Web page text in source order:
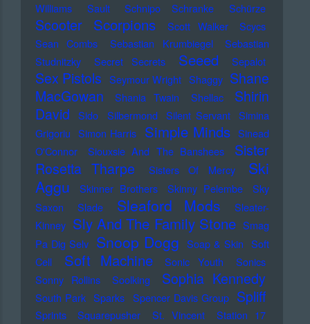
Williams
Sault Schnipo Schranke Schürze
Scooter Scorpions Scott Walker
Scycs
Sean Combs
Sebastian Krumbiegel
Sebastian
Studnitzky
Secret Secrets Seeed Sepalot
Sex Pistols Seymour Wright Shaggy Shane
MacGowan
Shania Twain Shellac
Shirin
David
Sido Silbermond Silent Servant Simina
Grigoriu Simon Harris Simple Minds Sinead
O'Connor
Siouxsie And The Banshees
Sister
Rosetta Tharpe
Sisters Of Mercy
Ski
Aggu
Skinner Brothers Skinny Pelembe
Sky
Saxon
Slade Sleaford Mods
Sleater-
Kinney Sly And The Family Stone Smag
Pa Dig Selv Snoop Dogg Soap & Skin Soft
Cell
Soft Machine Sonic Youth
Sonics
Sonny Rollins
Soolking Sophia Kennedy
South Park Sparks Spencer Davis Group Spliff
Sprints Squarepusher St. Vincent
Station 17